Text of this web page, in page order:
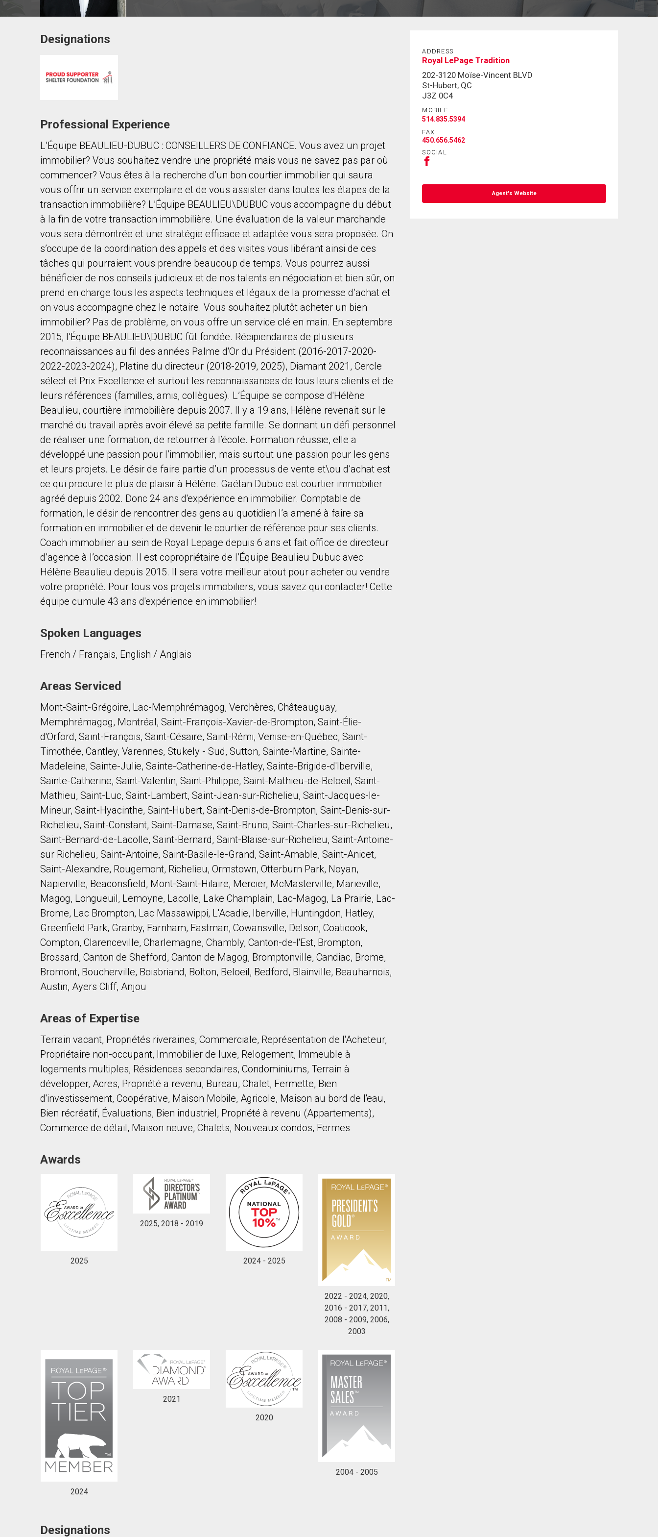
First
and
Phone
Message
By clicking the submit button you are agreeing to our terms of use and giving us expressed written consent to contact you.
Designations
Professional Experience
L’Équipe BEAULIEU-DUBUC : CONSEILLERS DE CONFIANCE. Vous avez un projet
immobilier? Vous souhaitez vendre une propriété mais vous ne savez pas par où
commencer? Vous êtes à la recherche d’un bon courtier immobilier qui saura
vous offrir un service exemplaire et de vous assister dans toutes les étapes de la
transaction immobilière? L’Équipe BEAULIEU\DUBUC vous accompagne du début
à la fin de votre transaction immobilière. Une évaluation de la valeur marchande
vous sera démontrée et une stratégie efficace et adaptée vous sera proposée. On
s’occupe de la coordination des appels et des visites vous libérant ainsi de ces
tâches qui pourraient vous prendre beaucoup de temps. Vous pourrez aussi
bénéficier de nos conseils judicieux et de nos talents en négociation et bien sûr, on
prend en charge tous les aspects techniques et légaux de la promesse d’achat et
on vous accompagne chez le notaire. Vous souhaitez plutôt acheter un bien
immobilier? Pas de problème, on vous offre un service clé en main. En septembre
2015, l’Équipe BEAULIEU\DUBUC fût fondée. Récipiendaires de plusieurs
reconnaissances au fil des années Palme d'Or du Président (2016-2017-2020-
2022-2023-2024), Platine du directeur (2018-2019, 2025), Diamant 2021, Cercle
sélect et Prix Excellence et surtout les reconnaissances de tous leurs clients et de
leurs références (familles, amis, collègues). L’Équipe se compose d'Hélène
Beaulieu, courtière immobilière depuis 2007. Il y a 19 ans, Hélène revenait sur le
marché du travail après avoir élevé sa petite famille. Se donnant un défi personnel
de réaliser une formation, de retourner à l’école. Formation réussie, elle a
développé une passion pour l’immobilier, mais surtout une passion pour les gens
et leurs projets. Le désir de faire partie d’un processus de vente et\ou d’achat est
ce qui procure le plus de plaisir à Hélène. Gaétan Dubuc est courtier immobilier
agréé depuis 2002. Donc 24 ans d'expérience en immobilier. Comptable de
formation, le désir de rencontrer des gens au quotidien l’a amené à faire sa
formation en immobilier et de devenir le courtier de référence pour ses clients.
Coach immobilier au sein de Royal Lepage depuis 6 ans et fait office de directeur
d’agence à l’occasion. Il est copropriétaire de l’Équipe Beaulieu Dubuc avec
Hélène Beaulieu depuis 2015. Il sera votre meilleur atout pour acheter ou vendre
votre propriété. Pour tous vos projets immobiliers, vous savez qui contacter! Cette
équipe cumule 43 ans d'expérience en immobilier!
Spoken Languages
French / Français, English / Anglais
Areas Serviced
Mont-Saint-Grégoire, Lac-Memphrémagog, Verchères, Châteauguay,
Memphrémagog, Montréal, Saint-François-Xavier-de-Brompton, Saint-Élie-
d'Orford, Saint-François, Saint-Césaire, Saint-Rémi, Venise-en-Québec, Saint-
Timothée, Cantley, Varennes, Stukely - Sud, Sutton, Sainte-Martine, Sainte-
Madeleine, Sainte-Julie, Sainte-Catherine-de-Hatley, Sainte-Brigide-d'Iberville,
Sainte-Catherine, Saint-Valentin, Saint-Philippe, Saint-Mathieu-de-Beloeil, Saint-
Mathieu, Saint-Luc, Saint-Lambert, Saint-Jean-sur-Richelieu, Saint-Jacques-le-
Mineur, Saint-Hyacinthe, Saint-Hubert, Saint-Denis-de-Brompton, Saint-Denis-sur-
Richelieu, Saint-Constant, Saint-Damase, Saint-Bruno, Saint-Charles-sur-Richelieu,
Saint-Bernard-de-Lacolle, Saint-Bernard, Saint-Blaise-sur-Richelieu, Saint-Antoine-
sur Richelieu, Saint-Antoine, Saint-Basile-le-Grand, Saint-Amable, Saint-Anicet,
Saint-Alexandre, Rougemont, Richelieu, Ormstown, Otterburn Park, Noyan,
Napierville, Beaconsfield, Mont-Saint-Hilaire, Mercier, McMasterville, Marieville,
Magog, Longueuil, Lemoyne, Lacolle, Lake Champlain, Lac-Magog, La Prairie, Lac-
Brome, Lac Brompton, Lac Massawippi, L'Acadie, Iberville, Huntingdon, Hatley,
Greenfield Park, Granby, Farnham, Eastman, Cowansville, Delson, Coaticook,
Compton, Clarenceville, Charlemagne, Chambly, Canton-de-l'Est, Brompton,
Brossard, Canton de Shefford, Canton de Magog, Bromptonville, Candiac, Brome,
Bromont, Boucherville, Boisbriand, Bolton, Beloeil, Bedford, Blainville, Beauharnois,
Austin, Ayers Cliff, Anjou
Areas of Expertise
Terrain vacant, Propriétés riveraines, Commerciale, Représentation de l'Acheteur,
Propriétaire non-occupant, Immobilier de luxe, Relogement, Immeuble à
logements multiples, Résidences secondaires, Condominiums, Terrain à
développer, Acres, Propriété a revenu, Bureau, Chalet, Fermette, Bien
d'investissement, Coopérative, Maison Mobile, Agricole, Maison au bord de l'eau,
Bien récréatif, Évaluations, Bien industriel, Propriété à revenu (Appartements),
Commerce de détail, Maison neuve, Chalets, Nouveaux condos, Fermes
Awards
2025
2025, 2018 - 2019
2024 - 2025
2022 - 2024, 2020,
2016 - 2017, 2011,
2008 - 2009, 2006,
2003
2024
2021
2020
2004 - 2005
Designations
ADDRESS
Royal LePage Tradition
202-3120 Moïse-Vincent BLVD
St-Hubert, QC
J3Z 0C4
MOBILE
514.835.5394
FAX
450.656.5462
SOCIAL
Agent's Website